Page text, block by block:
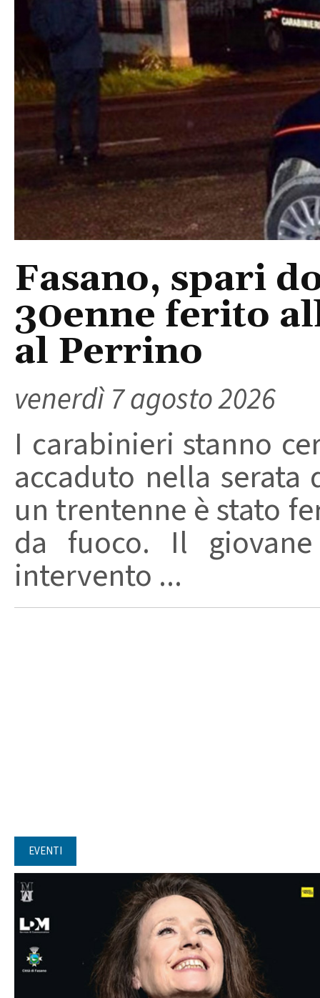
Fasano, spari
30enne ferito
al Perrino
venerdì 7 agosto 2026
I carabinieri stanno
accaduto nella serata
un trentenne è stato
da fuoco. Il
intervento ...
EVENTI